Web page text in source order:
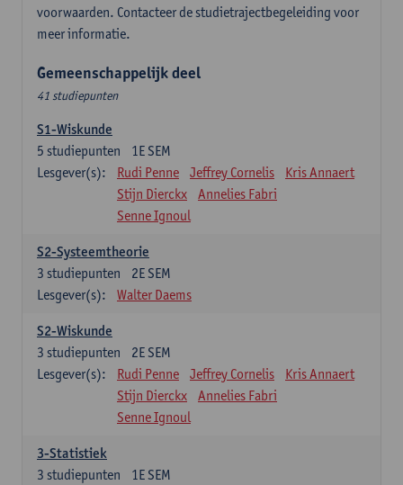
voorwaarden. Contacteer de studietrajectbegeleiding voor
meer informatie.
Gemeenschappelijk deel
41 studiepunten
S1-Wiskunde
1E SEM
5 studiepunten
Lesgever(s):
Rudi Penne Jeffrey Cornelis
Kris Annaert
Stijn Dierckx
Annelies Fabri
Senne Ignoul
S2-Systeemtheorie
2E SEM
3 studiepunten
Lesgever(s):
Walter Daems
S2-Wiskunde
2E SEM
3 studiepunten
Lesgever(s):
Rudi Penne Jeffrey Cornelis
Kris Annaert
Stijn Dierckx
Annelies Fabri
Senne Ignoul
3-Statistiek
1E SEM
3 studiepunten